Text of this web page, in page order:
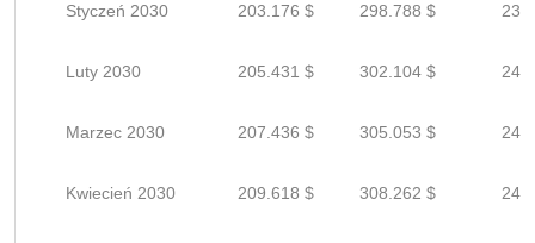
Styczeń 2030 203.176 $ 298.788 $
Luty 2030 205.431 $ 302.104 $
Marzec 2030 207.436 $ 305.053 $
Kwiecień 2030 209.618 $ 308.262 $